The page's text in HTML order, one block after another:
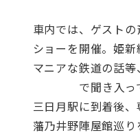
車内では、ゲスト
ショーを開催。姫新
マニアな鉄道の話
で聞き入っ
三日月駅に到着後
藩乃井野陣屋館巡